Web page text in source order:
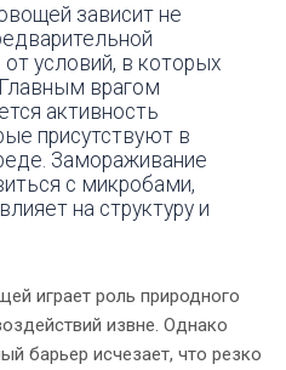
зависит не
от условий, в которых
врагом
активность
присутствуют в
Замораживание
с микробами,
на структуру и
играет роль природного
извне. Однако
барьер исчезает, что резко